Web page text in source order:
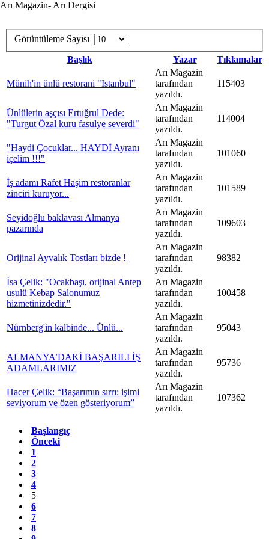
Arı Magazin- Arı Dergisi
Görüntüleme Sayısı
Başlık
Yazar Tıklamalar
Münih'in ünlü restorani "Istanbul"
Arı Magazin
tarafından
yazıldı.
115403
Ünlülerin aşçısı Ertuğrul Dede:
"Turgut Özal kuru fasulye severdi"
Arı Magazin
tarafından
yazıldı.
114004
"Haydi Çocuklar... HAYDİ Ayranı
içelim !!!"
Arı Magazin
tarafından
yazıldı.
101060
İş adamı Rafet Haşim restoranlar
zinciri kuruyor...
Arı Magazin
tarafından
yazıldı.
101589
Seyidoğlu baklavası Almanya
pazarında
Arı Magazin
tarafından
yazıldı.
109603
Orijinal Ayvalık Tostları bizde !
Arı Magazin
tarafından
yazıldı.
98382
İsa Çelik: "Ocakbaşı, orijinal Antep
usulü Kebap Salonumuz
hizmetinizdedir."
Arı Magazin
tarafından
yazıldı.
100458
Nürnberg'in kalbinde... Ünlü...
Arı Magazin
tarafından
yazıldı.
95043
ALMANYA’DAKİ BAŞARILI İŞ
ADAMLARIMIZ
Arı Magazin
tarafından
yazıldı.
95736
Hacer Çelik: “Başarımın sırrı: işimi
seviyorum ve özen gösteriyorum”
Arı Magazin
tarafından
yazıldı.
107362
Başlangıç
Önceki
1
2
3
4
5
6
7
8